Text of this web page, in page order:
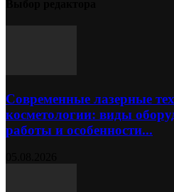
Современные лазерные
косметологии: виды
работы и особенности...